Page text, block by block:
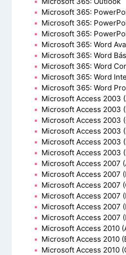
Microsoft 365:
Microsoft 365:
Microsoft 365:
Microsoft 365: Word
Microsoft 365: Word
Microsoft 365: Word
Microsoft 365: Word
Microsoft 365: Word
Microsoft Access 2003
Microsoft Access 2003
Microsoft Access 2003
Microsoft Access 2003
Microsoft Access 2003
Microsoft Access 2003
Microsoft Access 2007
Microsoft Access 2007
Microsoft Access 2007
Microsoft Access 2007
Microsoft Access 2007
Microsoft Access 2007
Microsoft Access 2010
Microsoft Access 2010
Microsoft Access 2010